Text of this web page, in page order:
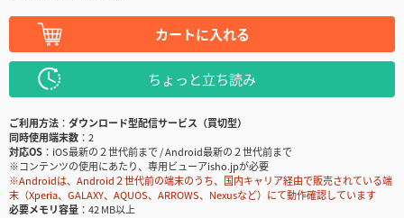
カートに入れる
ちょっと立ち読み
ご利用方法
ダウンロード型配信サービス（買切型）
同時使用端末数
2
対応OS
iOS最新の２世代前まで / Android最新の２世代前まで
※コンテンツの使用にあたり、専用ビューアisho.jpが必要
※Androidは、Android２世代前の端末のうち、国内キャリア経由で販売されている端
末（Xperia、GALAXY、AQUOS、ARROWS、Nexusなど）にて動作確認しています
必要メモリ容量
42 MB以上